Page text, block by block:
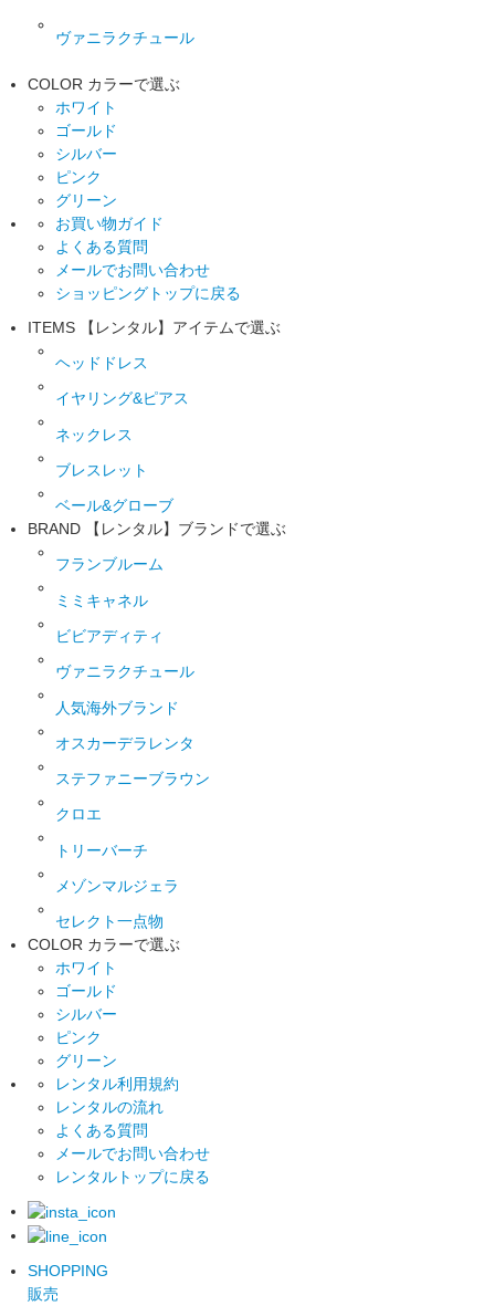
ヴァニラクチュール
COLOR カラーで選ぶ
ホワイト
ゴールド
シルバー
ピンク
グリーン
お買い物ガイド
よくある質問
メールでお問い合わせ
ショッピングトップに戻る
ITEMS
【レンタル】アイテムで選ぶ
ヘッドドレス
イヤリング&ピアス
ネックレス
ブレスレット
ベール&グローブ
BRAND
【レンタル】ブランドで選ぶ
フランブルーム
ミミキャネル
ビビアディティ
ヴァニラクチュール
人気海外ブランド
オスカーデラレンタ
ステファニーブラウン
クロエ
トリーバーチ
メゾンマルジェラ
セレクト一点物
COLOR カラーで選ぶ
ホワイト
ゴールド
シルバー
ピンク
グリーン
レンタル利用規約
レンタルの流れ
よくある質問
メールでお問い合わせ
レンタルトップに戻る
SHOPPING
販売